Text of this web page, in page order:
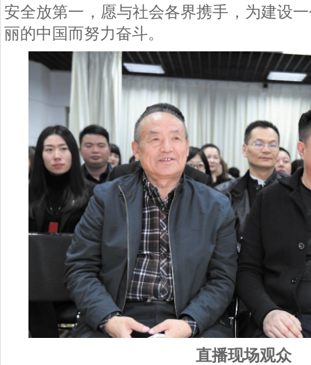
安全放第一，愿与社会各界携手，为建设
丽的中国而努力奋斗。
直播现场观众